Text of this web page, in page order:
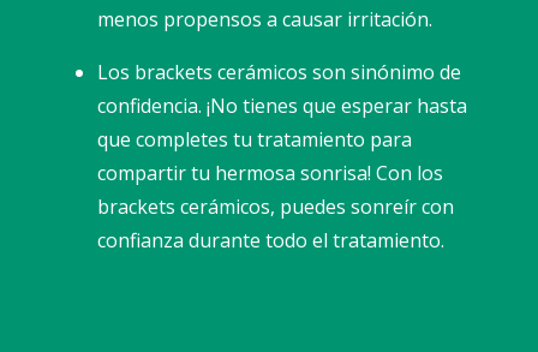
menos propensos a causar irritación.
Los brackets cerámicos son sinónimo de
confidencia. ¡No tienes que esperar hasta
que completes tu tratamiento para
compartir tu hermosa sonrisa! Con los
brackets cerámicos, puedes sonreír con
confianza durante todo el tratamiento.